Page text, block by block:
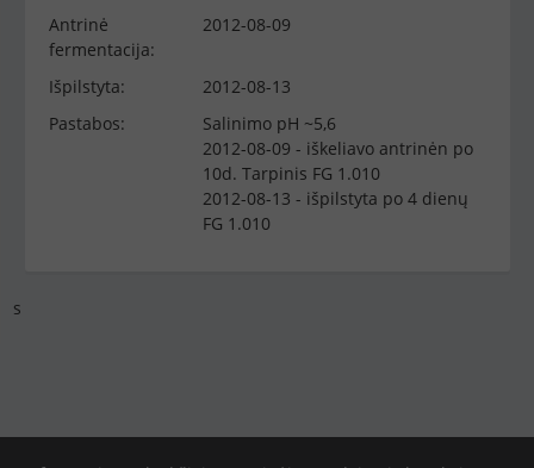
Antrinė
fermentacija:
2012-08-09
Išpilstyta:
2012-08-13
Pastabos:
Salinimo pH ~5,6
2012-08-09 - iškeliavo antrinėn po
10d. Tarpinis FG 1.010
2012-08-13 - išpilstyta po 4 dienų
FG 1.010
s